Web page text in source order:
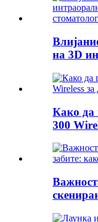
на 3D
Како да
300